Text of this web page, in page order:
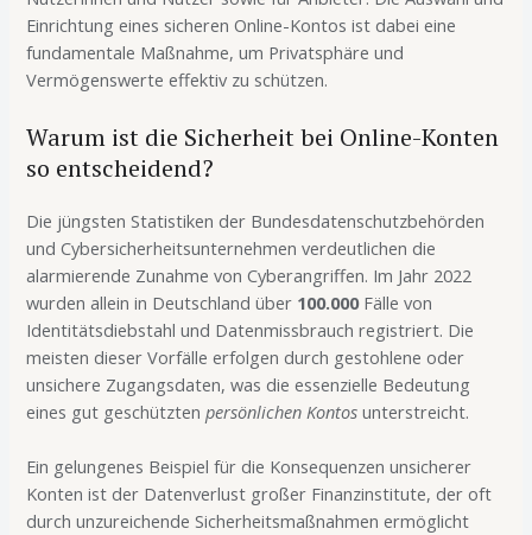
Einrichtung eines sicheren Online-Kontos ist dabei eine
fundamentale Maßnahme, um Privatsphäre und
Vermögenswerte effektiv zu schützen.
Warum ist die Sicherheit bei Online-Konten
so entscheidend?
Die jüngsten Statistiken der Bundesdatenschutzbehörden
und Cybersicherheitsunternehmen verdeutlichen die
alarmierende Zunahme von Cyberangriffen. Im Jahr 2022
wurden allein in Deutschland über 100.000Fälle von
Identitätsdiebstahl und Datenmissbrauch registriert. Die
meisten dieser Vorfälle erfolgen durch gestohlene oder
unsichere Zugangsdaten, was die essenzielle Bedeutung
eines gut geschütztenpersönlichen Kontos unterstreicht.
Ein gelungenes Beispiel für die Konsequenzen unsicherer
Konten ist der Datenverlust großer Finanzinstitute, der oft
durch unzureichende Sicherheitsmaßnahmen ermöglicht